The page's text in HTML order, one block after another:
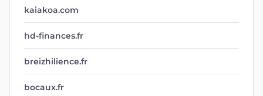
kaiakoa.com
hd-finances.fr
breizhilience.fr
bocaux.fr